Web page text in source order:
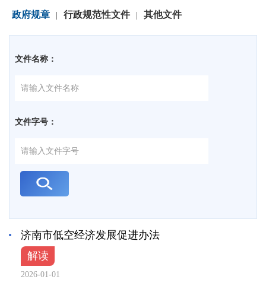
政府规章 | 行政规范性文件 | 其他文件
文件名称：
文件字号：
济南市低空经济发展促进办法
解读
2026-01-01